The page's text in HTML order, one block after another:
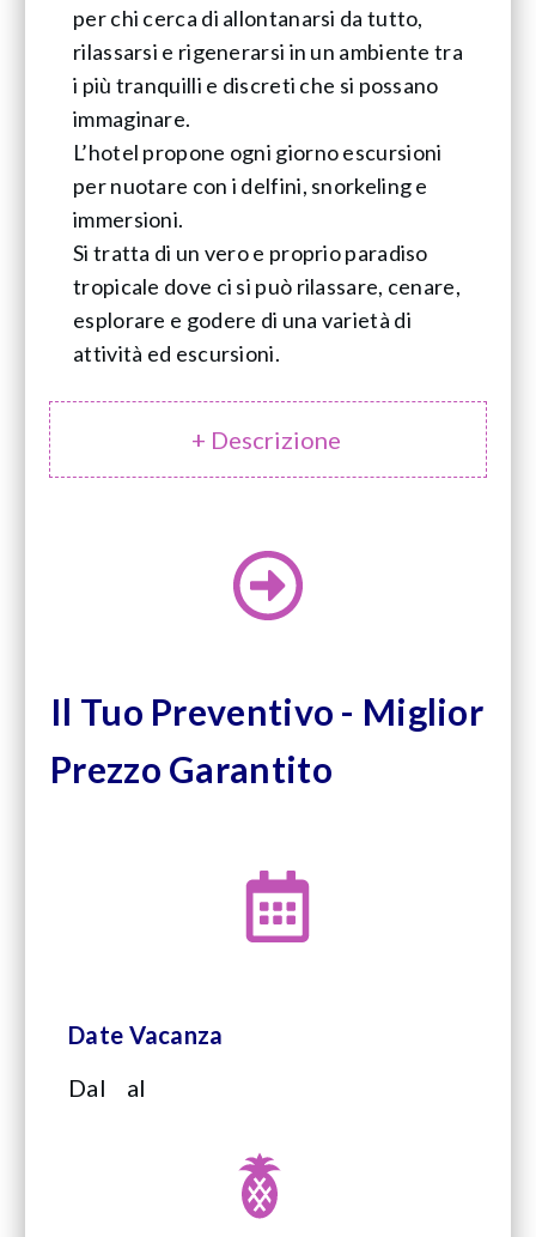
per chi cerca di allontanarsi da tutto,
rilassarsi e rigenerarsi in un ambiente tra
i più tranquilli e discreti che si possano
immaginare.
L’hotel propone ogni giorno escursioni
per nuotare con i delfini, snorkeling e
immersioni.
Si tratta di un vero e proprio paradiso
tropicale dove ci si può rilassare, cenare,
esplorare e godere di una varietà di
attività ed escursioni.
+ Descrizione
Il Tuo Preventivo - Miglior
Prezzo Garantito
Date Vacanza
Dal
al